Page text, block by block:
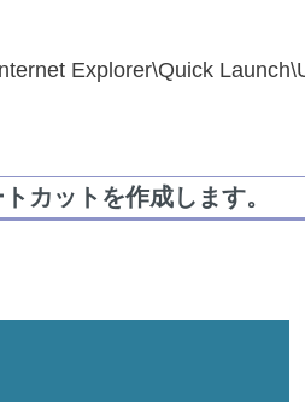
Explorer\Quick
カットを作成します。